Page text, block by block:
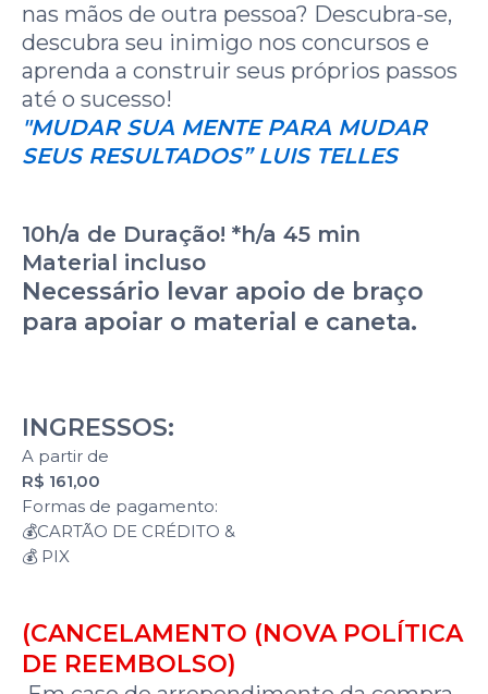
nas mãos de outra pessoa? Descubra-se,
descubra seu inimigo nos concursos e
aprenda a construir seus próprios passos
até o sucesso!
"MUDAR SUA MENTE PARA MUDAR
SEUS RESULTADOS” LUIS TELLES
10h/a de Duração! *h/a 45 min
Material incluso
Necessário levar apoio de braço
para apoiar o material e caneta.
INGRESSOS:
A partir de
R$ 161,00
Formas de pagamento:
💰CARTÃO DE CRÉDITO &
💰 PIX
(CANCELAMENTO (NOVA POLÍTICA
DE REEMBOLSO)